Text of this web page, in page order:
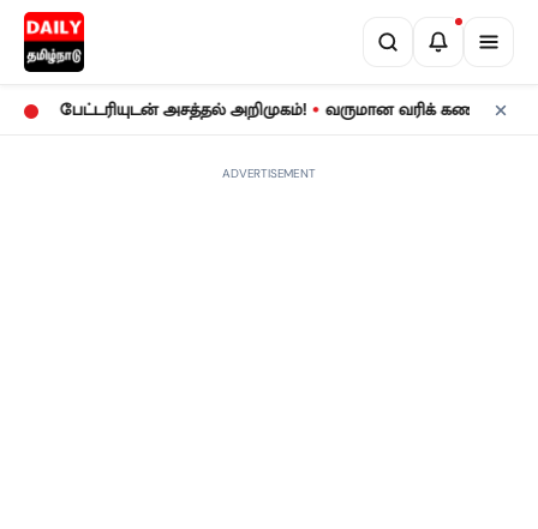
பேட்டரியுடன் அசத்தல் அறிமுகம்! • வருமான வரிக் கணக்குத் தாக்கல்:
ADVERTISEMENT